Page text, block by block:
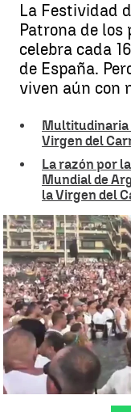
La Festividad
Patrona de los
celebra cada
de España.
viven aún con
Multitudinaria
Virgen del
La razón por
Mundial de
la Virgen del
La festividad de la
Toñi
Publicado: